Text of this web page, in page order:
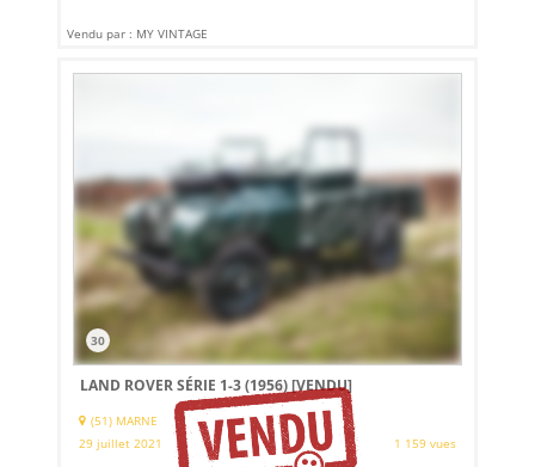
Vendu par : MY VINTAGE
30
LAND ROVER SÉRIE 1-3 (1956)[VENDU]
(51) MARNE
29 juillet 2021
1 159 vues